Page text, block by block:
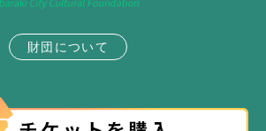
財団について